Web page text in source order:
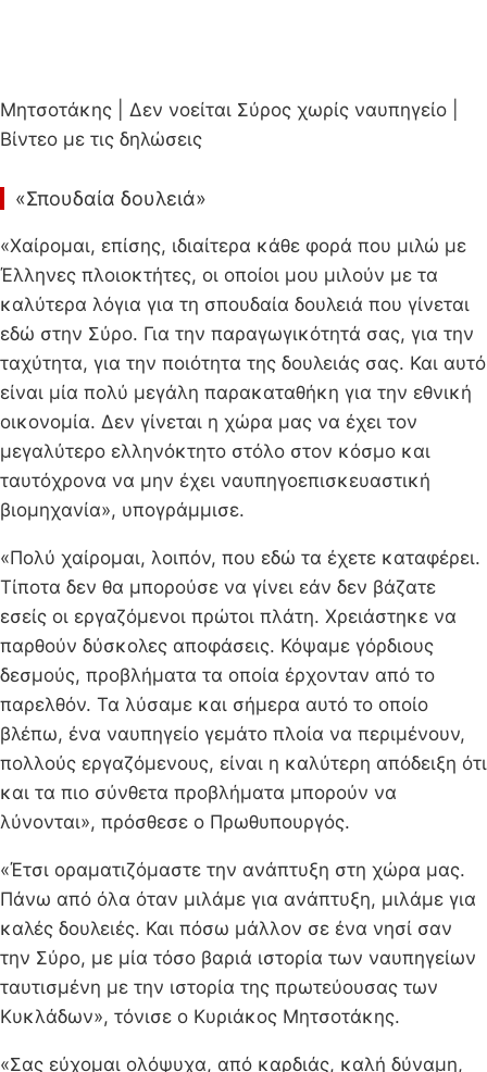
Μητσοτάκης | Δεν νοείται Σύρος χωρίς ναυπηγείο |
Βίντεο με τις δηλώσεις
«Σπουδαία δουλειά»
«Χαίρομαι, επίσης, ιδιαίτερα κάθε φορά που μιλώ με
Έλληνες πλοιοκτήτες, οι οποίοι μου μιλούν με τα
καλύτερα λόγια για τη σπουδαία δουλειά που γίνεται
εδώ στην Σύρο. Για την παραγωγικότητά σας, για την
ταχύτητα, για την ποιότητα της δουλειάς σας. Και αυτό
είναι μία πολύ μεγάλη παρακαταθήκη για την εθνική
οικονομία. Δεν γίνεται η χώρα μας να έχει τον
μεγαλύτερο ελληνόκτητο στόλο στον κόσμο και
ταυτόχρονα να μην έχει ναυπηγοεπισκευαστική
βιομηχανία», υπογράμμισε.
«Πολύ χαίρομαι, λοιπόν, που εδώ τα έχετε καταφέρει.
Τίποτα δεν θα μπορούσε να γίνει εάν δεν βάζατε
εσείς οι εργαζόμενοι πρώτοι πλάτη. Χρειάστηκε να
παρθούν δύσκολες αποφάσεις. Κόψαμε γόρδιους
δεσμούς, προβλήματα τα οποία έρχονταν από το
παρελθόν. Τα λύσαμε και σήμερα αυτό το οποίο
βλέπω, ένα ναυπηγείο γεμάτο πλοία να περιμένουν,
πολλούς εργαζόμενους, είναι η καλύτερη απόδειξη ότι
και τα πιο σύνθετα προβλήματα μπορούν να
λύνονται», πρόσθεσε ο Πρωθυπουργός.
«Έτσι οραματιζόμαστε την ανάπτυξη στη χώρα μας.
Πάνω από όλα όταν μιλάμε για ανάπτυξη, μιλάμε για
καλές δουλειές. Και πόσω μάλλον σε ένα νησί σαν
την Σύρο, με μία τόσο βαριά ιστορία των ναυπηγείων
ταυτισμένη με την ιστορία της πρωτεύουσας των
Κυκλάδων», τόνισε ο Κυριάκος Μητσοτάκης.
«Σας εύχομαι ολόψυχα, από καρδιάς, καλή δύναμη,